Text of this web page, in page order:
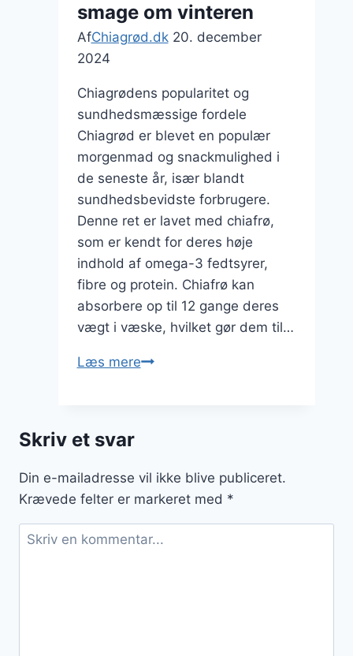
smage om vinteren
AfChiagrød.dk 20. december
2024
Chiagrødens popularitet og
sundhedsmæssige fordele
Chiagrød er blevet en populær
morgenmad og snackmulighed i
de seneste år, især blandt
sundhedsbevidste forbrugere.
Denne ret er lavet med chiafrø,
som er kendt for deres høje
indhold af omega-3 fedtsyrer,
fibre og protein. Chiafrø kan
absorbere op til 12 gange deres
vægt i væske, hvilket gør dem til…
Læs mereChiagrød
Skriv et svar
Din e-mailadresse vil ikke blive publiceret.
Krævede felter er markeret med *